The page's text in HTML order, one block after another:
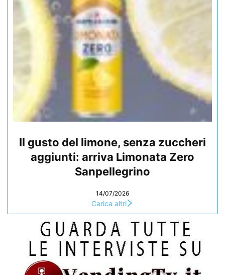
Il gusto del limone, senza zuccheri
aggiunti: arriva Limonata Zero
Sanpellegrino
14/07/2026
Carica altri